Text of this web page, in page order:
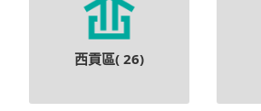
西貢區( 26)